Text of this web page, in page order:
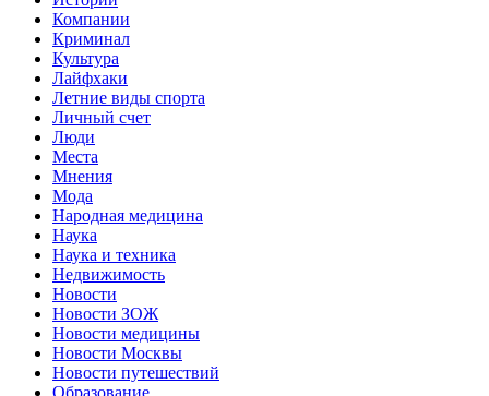
Компании
Криминал
Культура
Лайфхаки
Летние виды спорта
Личный счет
Люди
Места
Мнения
Мода
Народная медицина
Наука
Наука и техника
Недвижимость
Новости
Новости ЗОЖ
Новости медицины
Новости Москвы
Новости путешествий
Образование